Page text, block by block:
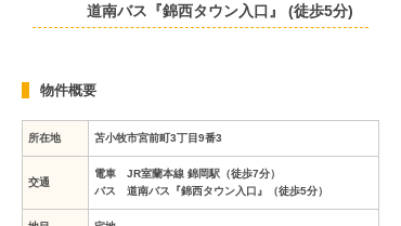
道南バス『錦西タウン入口』 (徒歩5分)
物件概要
所在地 苫小牧市宮前町3丁目9番3
交通
電車 JR室蘭本線 錦岡駅（徒歩7分）
バス 道南バス『錦西タウン入口』（徒歩5分）